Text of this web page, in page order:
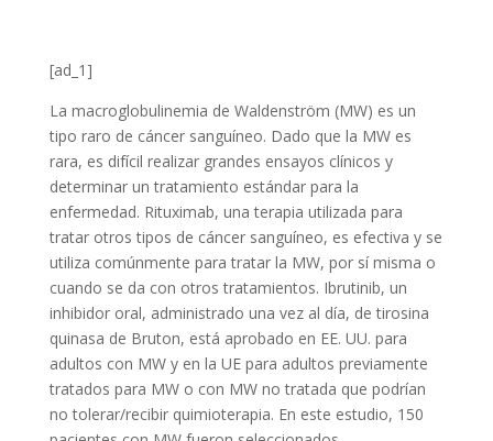
[ad_1]
La macroglobulinemia de Waldenström (MW) es un
tipo raro de cáncer sanguíneo. Dado que la MW es
rara, es difícil realizar grandes ensayos clínicos y
determinar un tratamiento estándar para la
enfermedad. Rituximab, una terapia utilizada para
tratar otros tipos de cáncer sanguíneo, es efectiva y se
utiliza comúnmente para tratar la MW, por sí misma o
cuando se da con otros tratamientos. Ibrutinib, un
inhibidor oral, administrado una vez al día, de tirosina
quinasa de Bruton, está aprobado en EE. UU. para
adultos con MW y en la UE para adultos previamente
tratados para MW o con MW no tratada que podrían
no tolerar/recibir quimioterapia. En este estudio, 150